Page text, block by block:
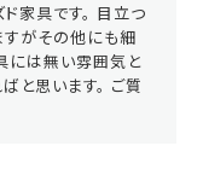
家具です。 目立つ
すがその他にも細
には無い雰囲気と
と思います。 ご質